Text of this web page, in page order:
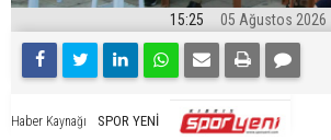
15:25 05 Ağustos 2026
Haber Kaynağı SPOR YENİ